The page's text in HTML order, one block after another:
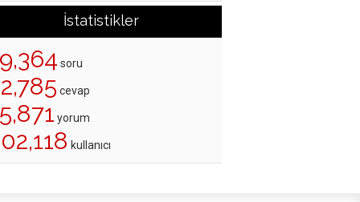
İstatistikler
soru
cevap
yorum
kullanıcı